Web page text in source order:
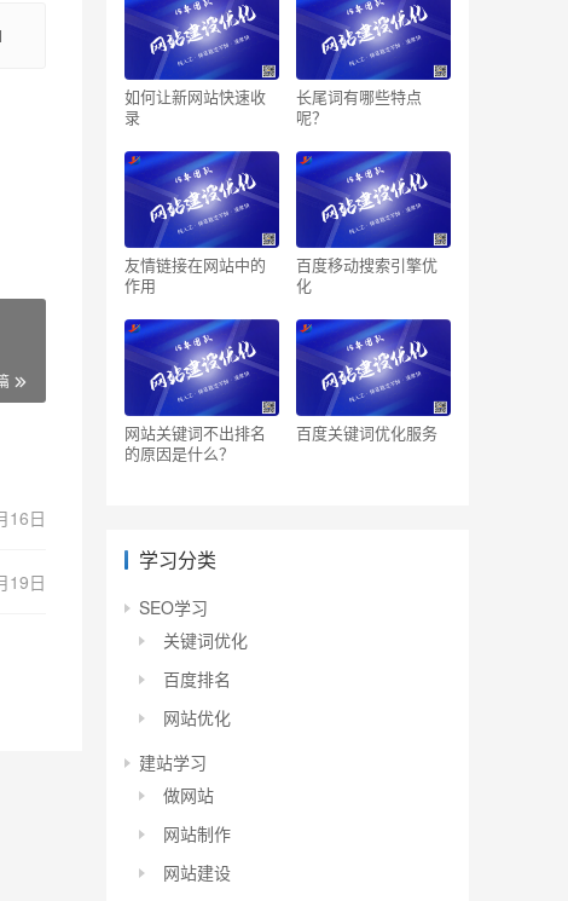
16日
19日
如何让新网站快速收
录
长尾词有哪些特点
呢？
友情链接在网站中的
作用
百度移动搜索引擎优
化
网站关键词不出排名
的原因是什么？
百度关键词优化服务
学习分类
SEO学习
关键词优化
百度排名
网站优化
建站学习
做网站
网站制作
网站建设